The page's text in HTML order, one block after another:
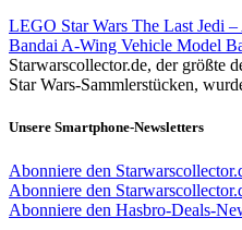
LEGO Star Wars The Last Jedi
Bandai A-Wing Vehicle Model
Starwarscollector.de, der größte
Star Wars-Sammlerstücken,
Unsere Smartphone-Newsletters
Abonniere den
Abonniere den
Abonniere den Hasbro-Deals-